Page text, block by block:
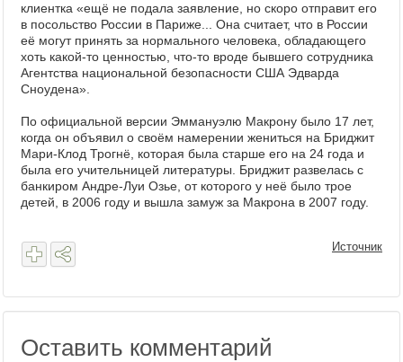
клиентка «ещё не подала заявление, но скоро отправит его
в посольство России в Париже... Она считает, что в России
её могут принять за нормального человека, обладающего
хоть какой-то ценностью, что-то вроде бывшего сотрудника
Агентства национальной безопасности США Эдварда
Сноудена».
По официальной версии Эммануэлю Макрону было 17 лет,
когда он объявил о своём намерении жениться на Бриджит
Мари-Клод Трогнё, которая была старше его на 24 года и
была его учительницей литературы. Бриджит развелась с
банкиром Андре-Луи Озье, от которого у неё было трое
детей, в 2006 году и вышла замуж за Макрона в 2007 году.
Источник
Оставить комментарий